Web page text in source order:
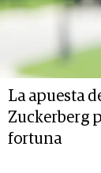
La apuesta
Zuckerberg
fortuna